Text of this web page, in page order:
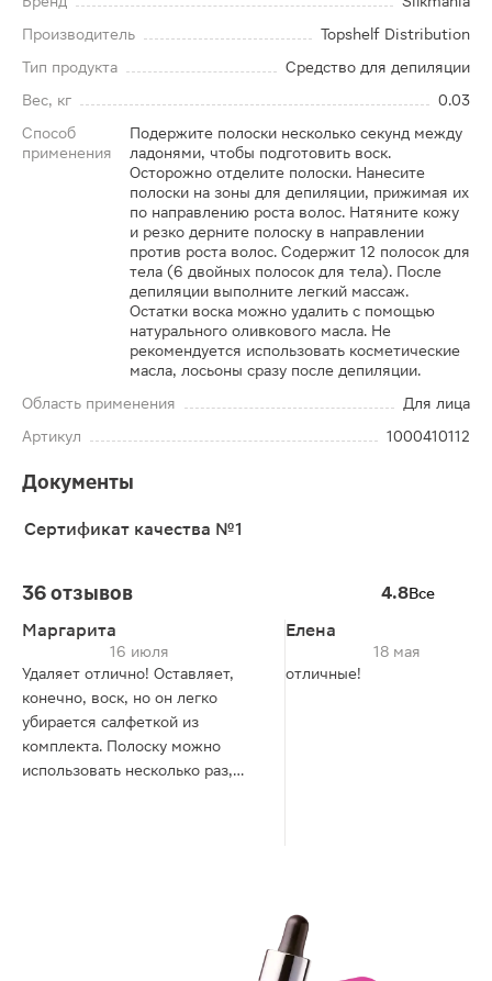
Производитель
Topshelf Distribution
Тип продукта
Средство для депиляции
Вес, кг
0.03
Способ
применения
Подержите полоски несколько секунд между
ладонями, чтобы подготовить воск.
Осторожно отделите полоски. Нанесите
полоски на зоны для депиляции, прижимая их
по направлению роста волос. Натяните кожу
и резко дерните полоску в направлении
против роста волос. Содержит 12 полосок для
тела (6 двойных полосок для тела). После
депиляции выполните легкий массаж.
Остатки воска можно удалить с помощью
натурального оливкового масла. Не
рекомендуется использовать косметические
масла, лосьоны сразу после депиляции.
Область применения
Для лица
Артикул
1000410112
Документы
Сертификат качества №1
36 отзывов 4.8Все
Маргарита
16 июля
Удаляет отлично! Оставляет,
конечно, воск, но он легко
убирается салфеткой из
комплекта. Полоску можно
использовать несколько раз,
Елена
18 мая
отличные!